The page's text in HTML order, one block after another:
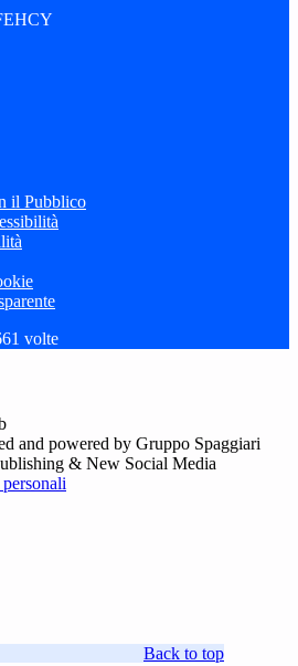
il Pubblico
volte
and powered by Gruppo Spaggiari
& New Social Media
Back to top